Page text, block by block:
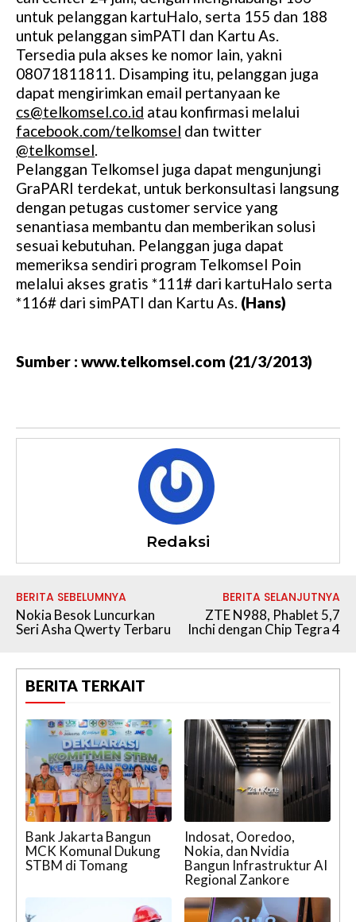
untuk pelanggan kartuHalo, serta 155 dan 188
untuk pelanggan simPATI dan Kartu As.
Tersedia pula akses ke nomor lain, yakni
08071811811. Disamping itu, pelanggan juga
dapat mengirimkan email pertanyaan ke
cs@telkomsel.co.id atau konfirmasi melalui
facebook.com/telkomsel dan twitter
@telkomsel.
Pelanggan Telkomsel juga dapat mengunjungi
GraPARI terdekat, untuk berkonsultasi langsung
dengan petugas customer service yang
senantiasa membantu dan memberikan solusi
sesuai kebutuhan. Pelanggan juga dapat
memeriksa sendiri program Telkomsel Poin
melalui akses gratis *111# dari kartuHalo serta
*116# dari simPATI dan Kartu As. (Hans)
Sumber : www.telkomsel.com (21/3/2013)
Redaksi
BERITA SEBELUMNYA
Nokia Besok Luncurkan
Seri Asha Qwerty Terbaru
BERITA SELANJUTNYA
ZTE N988, Phablet 5,7
Inchi dengan Chip Tegra 4
BERITA TERKAIT
Bank Jakarta Bangun
MCK Komunal Dukung
STBM di Tomang
Indosat, Ooredoo,
Nokia, dan Nvidia
Bangun Infrastruktur AI
Regional Zankore